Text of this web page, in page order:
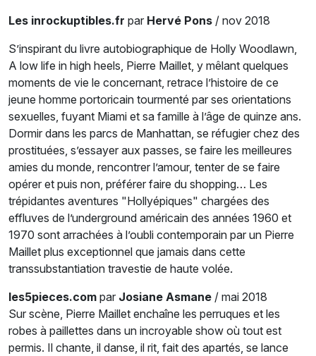
Les inrockuptibles.fr par Hervé Pons / nov 2018
S’inspirant du livre autobiographique de Holly Woodlawn,
A low life in high heels, Pierre Maillet, y mêlant quelques
moments de vie le concernant, retrace l’histoire de ce
jeune homme portoricain tourmenté par ses orientations
sexuelles, fuyant Miami et sa famille à l’âge de quinze ans.
Dormir dans les parcs de Manhattan, se réfugier chez des
prostituées, s’essayer aux passes, se faire les meilleures
amies du monde, rencontrer l’amour, tenter de se faire
opérer et puis non, préférer faire du shopping… Les
trépidantes aventures "Hollyépiques" chargées des
effluves de l’underground américain des années 1960 et
1970 sont arrachées à l’oubli contemporain par un Pierre
Maillet plus exceptionnel que jamais dans cette
transsubstantiation travestie de haute volée.
les5pieces.com par Josiane Asmane / mai 2018
Sur scène, Pierre Maillet enchaîne les perruques et les
robes à paillettes dans un incroyable show où tout est
permis. Il chante, il danse, il rit, fait des apartés, se lance